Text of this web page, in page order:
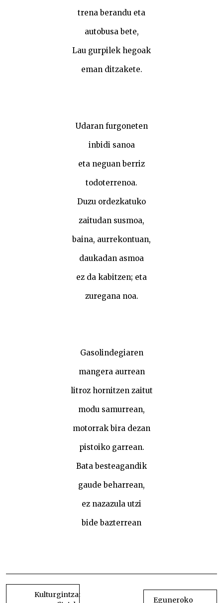
trena berandu eta
autobusa bete,
Lau gurpilek hegoak
eman ditzakete.
Udaran furgoneten
inbidi sanoa
eta neguan berriz
todoterrenoa.
Duzu ordezkatuko
zaitudan susmoa,
baina, aurrekontuan,
daukadan asmoa
ez da kabitzen; eta
zuregana noa.
Gasolindegiaren
mangera aurrean
litroz hornitzen zaitut
modu samurrean,
motorrak bira dezan
pistoiko garrean.
Bata besteagandik
gaude beharrean,
ez nazazula utzi
bide bazterrean
BIDALKETETAN
ZEHARKulturgintza:
Eguneroko